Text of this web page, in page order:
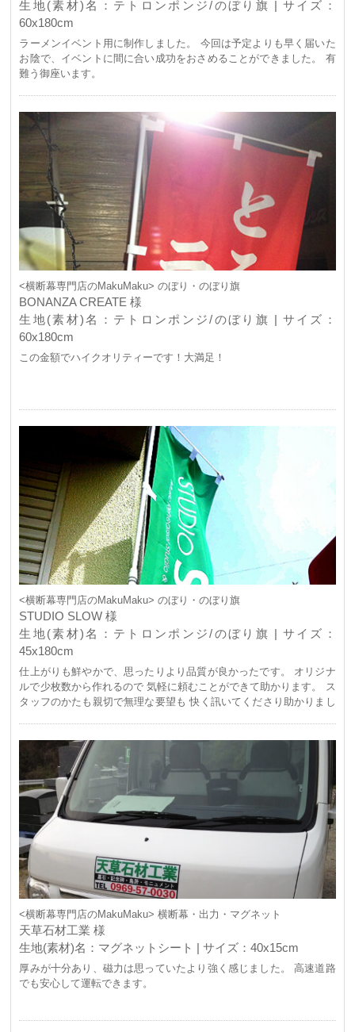
生地(素材)名：テトロンポンジ/のぼり旗 | サイズ：
60x180cm
ラーメンイベント用に制作しました。 今回は予定よりも早く届いた
お陰で、イベントに間に合い成功をおさめることができました。 有
難う御座います。
<横断幕専門店のMakuMaku> のぼり・のぼり旗
BONANZA CREATE 様
生地(素材)名：テトロンポンジ/のぼり旗 | サイズ：
60x180cm
この金額でハイクオリティーです！大満足！
<横断幕専門店のMakuMaku> のぼり・のぼり旗
STUDIO SLOW 様
生地(素材)名：テトロンポンジ/のぼり旗 | サイズ：
45x180cm
仕上がりも鮮やかで、思ったりより品質が良かったです。 オリジナ
ルで少枚数から作れるので 気軽に頼むことができて助かります。 ス
タッフのかたも親切で無理な要望も 快く訊いてくださり助かりまし
<横断幕専門店のMakuMaku> 横断幕・出力・マグネット
天草石材工業 様
生地(素材)名：マグネットシート | サイズ：40x15cm
厚みが十分あり、磁力は思っていたより強く感じました。 高速道路
でも安心して運転できます。